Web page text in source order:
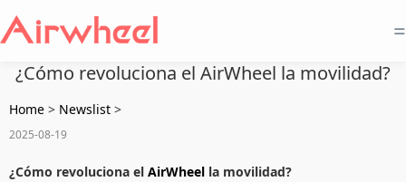
=
¿Cómo revoluciona el AirWheel la movilidad?
Home > Newslist >
2025-08-19
¿Cómo revoluciona el AirWheel la movilidad?